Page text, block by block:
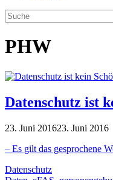
PHW
Datenschutz ist
23. Juni 201623. Juni 2016
– Es gilt das gesprochene
Datenschutz